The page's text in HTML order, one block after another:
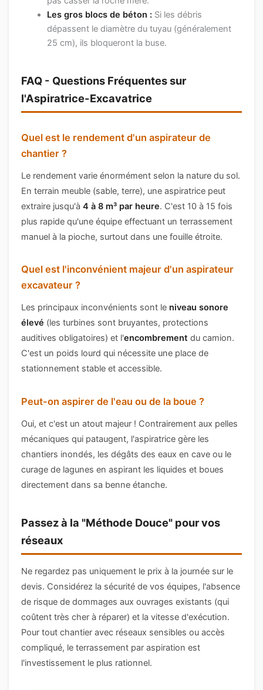
Les gros blocs de béton : Si les débris
dépassent le diamètre du tuyau (généralement
25 cm), ils bloqueront la buse.
FAQ - Questions Fréquentes sur
l'Aspiratrice-Excavatrice
Quel est le rendement d'un aspirateur de
chantier ?
Le rendement varie énormément selon la nature du sol.
En terrain meuble (sable, terre), une aspiratrice peut
extraire jusqu'à4 à 8 m³ par heure. C'est 10 à 15 fois
plus rapide qu'une équipe effectuant un terrassement
manuel à la pioche, surtout dans une fouille étroite.
Quel est l'inconvénient majeur d'un aspirateur
excavateur ?
Les principaux inconvénients sont le niveau sonore
élevé (les turbines sont bruyantes, protections
auditives obligatoires) et l'encombrement du camion.
C'est un poids lourd qui nécessite une place de
stationnement stable et accessible.
Peut-on aspirer de l'eau ou de la boue ?
Oui, et c'est un atout majeur ! Contrairement aux pelles
mécaniques qui pataugent, l'aspiratrice gère les
chantiers inondés, les dégâts des eaux en cave ou le
curage de lagunes en aspirant les liquides et boues
directement dans sa benne étanche.
Passez à la "Méthode Douce" pour vos
réseaux
Ne regardez pas uniquement le prix à la journée sur le
devis. Considérez la sécurité de vos équipes, l'absence
de risque de dommages aux ouvrages existants (qui
coûtent très cher à réparer) et la vitesse d'exécution.
Pour tout chantier avec réseaux sensibles ou accès
compliqué, le terrassement par aspiration est
l'investissement le plus rationnel.